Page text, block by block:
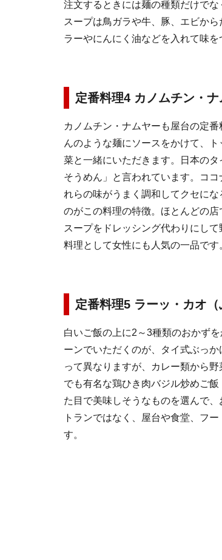
注文するときには麺の種類だけで
スープは鳥ガラや牛、豚、エビか
ラーやにんにく油などを入れて味を
定番料理4 カノムチン・ナ
カノムチン・ナムヤーも屋台の定
んのような麺にソースをかけて、
菜と一緒にいただきます。日本の
そうめん」と言われています。コ
れらの味がうまく調和してクセに
のがこの料理の特徴。ほとんどの
スープをドレッシング代わりにし
料理として女性にも人気の一品です
定番料理5 ラーッ・カオ（
白いご飯の上に2～3種類のおかず
ーンでいただくのが、タイ式ぶっ
って異なりますが、カレー類から
でも有名な鶏ひき肉バジル炒めご
た目で美味しそうなものを選んで
トランではなく、屋台や食堂、フ
す。